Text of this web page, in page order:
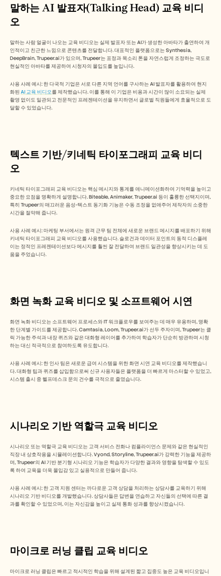
말하는 AI 발표자(Talking Head) 교육 비디
오
말하는 사람 얼굴이 나오는 교육 비디오는 실제 발표자 또는 AI가 생성한 아바타가 출연하여 개
인적이고 친근한 느낌으로 콘텐츠를 전달합니다. 대표적인 플랫폼으로는 Synthesia,
DeepBrain, Trupeer.ai가 있으며, Trupeer는 표정과 목소리 톤을 자연스럽게 조정하는 극도로
현실적인 아바타를 제공하여 시청자의 몰입도를 높입니다.
사용 사례 예시: 한 다국적 기업은 서로 다른 지역 언어를 구사하는 AI 발표자를 활용하여 현지
화된 AI 교육 비디오를 제작했습니다. 이를 통해 이 기업은 비용과 시간이 많이 소요되는 실제
촬영 없이도 일관되고 전문적인 프레젠테이션을 유지하면서 글로벌 직원들에게 효율적으로 도
달할 수 있었습니다.
텍스트 기반/키네틱 타이포그래피 교육 비디
오
키네틱 타이포그래피 교육 비디오는 핵심 메시지와 통계를 애니메이션화하여 기억력을 높이고
중요한 요점을 명확하게 설명합니다. Biteable, Animaker, Trupeer.ai 등이 훌륭한 선택지이며,
특히 Trupeer의 매끄러운 음성-텍스트 동기화 기능은 수동 조정을 없애주어 제작자의 소중한
시간을 절약해 줍니다.
사용 사례 예시: 마케팅 부서에서는 원격 근무 팀 전체에 새로운 브랜드 메시지를 배포하기 위해
키네틱 타이포그래피 교육 비디오를 사용했습니다. 슬로건과 데이터 포인트의 동적 디스플레
이는 정적인 프레젠테이션보다 메시지를 훨씬 잘 전달하여 브랜드 일관성을 향상시키는 데 도
움을 주었습니다.
화면 녹화 교육 비디오 및 소프트웨어 시연
화면 녹화 비디오는 소프트웨어 프로세스와 IT 워크플로우를 보여주는 데 매우 유용하며, 명확
한 단계별 가이드를 제공합니다. Camtasia, Loom, Trupeer.ai가 선두 주자이며, Trupeer는 클
릭 가능한 주석과 내장 퀴즈와 같은 대화형 레이어를 추가하여 학습자가 단순히 방관하며 시청
하는 대신 적극적으로 참여하도록 유도합니다.
사용 사례 예시: 한 인사 팀은 새로운 급여 시스템을 위한 화면 시연 교육 비디오를 제작했습니
다. 대화형 팁과 퀴즈를 삽입함으로써 신규 사용자들은 플랫폼을 더 빠르게 마스터할 수 있었고,
시스템 출시 중 헬프데스크 문의 건수를 극적으로 줄였습니다.
시나리오 기반 역할극 교육 비디오
시나리오 또는 역할극 교육 비디오는 고객 서비스 전화나 컴플라이언스 문제와 같은 현실적인
직장 내 상호작용을 시뮬레이션합니다. Vyond, Storyline, Trupeer.ai가 강력한 기능을 제공하
며, Trupeer의 AI 기반 분기형 시나리오 기능은 학습자가 다양한 결과와 영향을 탐색할 수 있도
록 하여 교육을 더욱 몰입감 있고 실용적으로 만들어 줍니다.
사용 사례 예시: 한 고객 지원 센터는 까다로운 고객 상담을 처리하는 상담사를 교육하기 위해
시나리오 기반 비디오를 개발했습니다. 상담사들은 답변을 연습하고 자신들의 선택에 따른 결
과를 확인할 수 있었으며, 이는 자신감을 높이고 실제 통화 성과를 향상시켰습니다.
마이크로 러닝 클립 교육 비디오
마이크로 러닝 클립은 빠르고 적시적인 학습을 위해 설계된 짧고 집중도 높은 교육 비디오입니